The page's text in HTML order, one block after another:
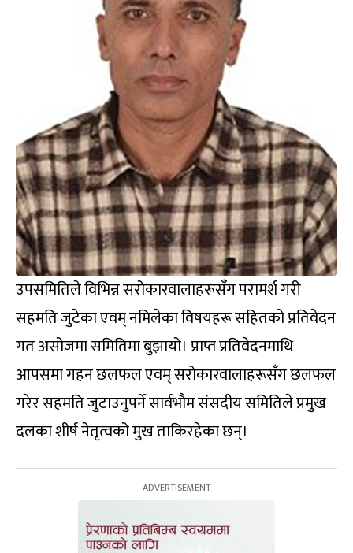
उपसमितिले विभिन्न सरोकारवालाहरूसँग परामर्श गरी
सहमति जुटेका एवम् नमिलेका विषयहरू सहितको प्रतिवेदन
गत असोजमा समितिमा बुझायो। प्राप्त प्रतिवेदनमाथि
आपसमा गहन छलफल एवम् सरोकारवालाहरूसँग छलफल
गरेर सहमति जुटाउनुपर्ने सार्वभौम संसदीय समितिले प्रमुख
दलका शीर्ष नेतृत्वको मुख ताकिरहेका छन्।